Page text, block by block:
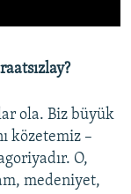
ola. Biz büyük
közetemiz –
O,
medeniyet,